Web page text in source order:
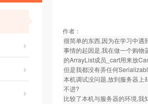
作者：
很简单的东西,因为在学习中遇
事情的起因是,我在做一个购
的ArrayList成员_cart用来放
但是我都没有弄任何
本机调试没问题,放到服务器上
不进?
比较了本机与服务器的环境,